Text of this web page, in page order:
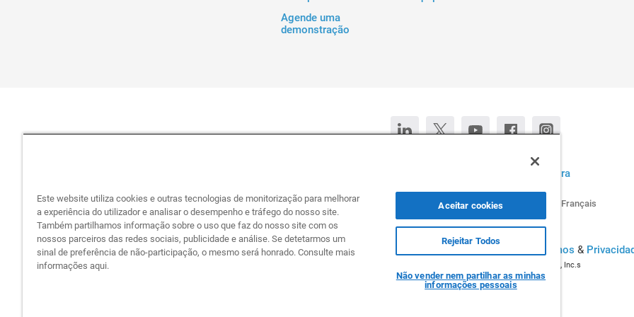
Agende uma
demonstração
Converse agora
Deutsch English (United States) Français
Todos os direitos reservados. © 2026 Infogram. Termos &
Infogram e Infogr.am são marcas registradas da Prezi, Inc.s
Este website utiliza cookies e outras tecnologias de monitorização para melhorar
a experiência do utilizador e analisar o desempenho e tráfego do nosso site.
Também partilhamos informação sobre o uso que faz do nosso site com os
nossos parceiros das redes sociais, publicidade e análise. Se detetarmos um
sinal de preferência de não-participação, o mesmo será honrado. Consulte mais
informações aqui.
Aceitar cookies
Rejeitar Todos
Não vender nem partilhar as minhas
informações pessoais